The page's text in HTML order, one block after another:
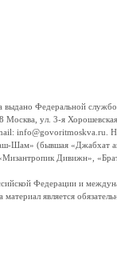
Федеральной
ул. 3-я
info@govoritmoskva.ru.
Шам» (бывшая «Джабхат
Дивижн»,
Федерации и
является